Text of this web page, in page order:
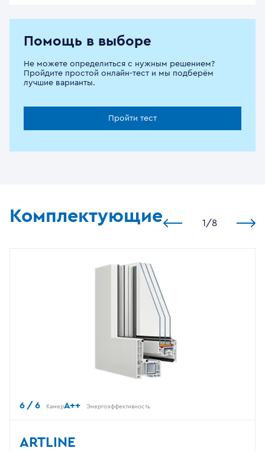
Помощь в выборе
Не можете определиться с нужным решением?
Пройдите простой онлайн-тест и мы подберём
лучшие варианты.
Пройти тест
Комплектующие 1 /8
6 / 6 КамерA++ Энергоэффективность
ARTLINE